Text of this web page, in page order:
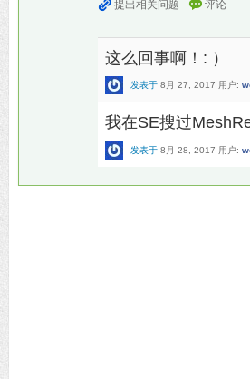
这么回事啊！: ）
发表于 8月 27, 2017 用户:
我在SE搜过
发表于 8月 28, 2017 用户: